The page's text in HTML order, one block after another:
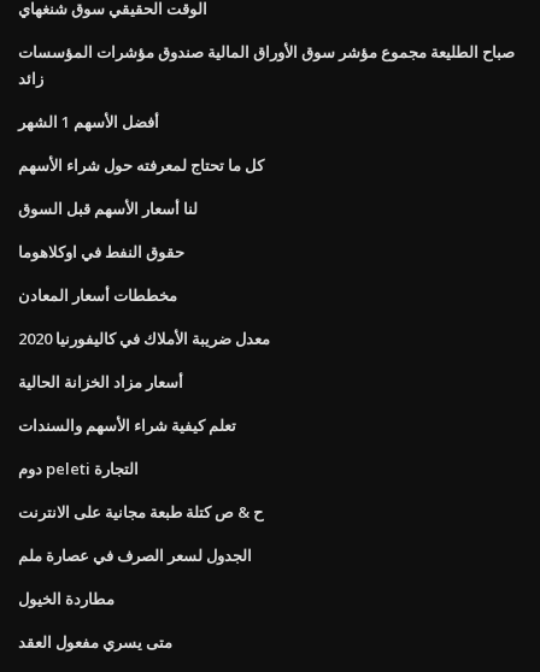
الوقت الحقيقي سوق شنغهاي
صباح الطليعة مجموع مؤشر سوق الأوراق المالية صندوق مؤشرات المؤسسات
زائد
أفضل الأسهم 1 الشهر
كل ما تحتاج لمعرفته حول شراء الأسهم
لنا أسعار الأسهم قبل السوق
حقوق النفط في اوكلاهوما
مخططات أسعار المعادن
معدل ضريبة الأملاك في كاليفورنيا 2020
أسعار مزاد الخزانة الحالية
تعلم كيفية شراء الأسهم والسندات
دوم peleti التجارة
ح & ص كتلة طبعة مجانية على الانترنت
الجدول لسعر الصرف في عصارة ملم
مطاردة الخيول
متى يسري مفعول العقد